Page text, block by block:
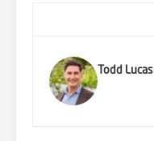
Todd Lucas